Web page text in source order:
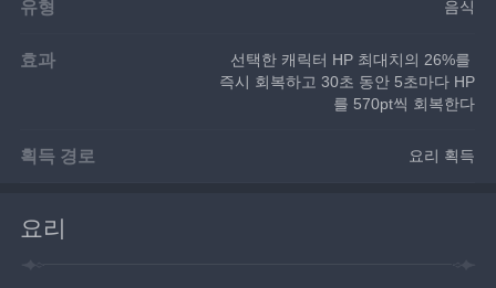
유형 음식
효과
선택한 캐릭터 HP 최대치의 26%를
즉시 회복하고 30초 동안 5초마다 HP
를 570pt씩 회복한다
획득 경로 요리 획득
요리